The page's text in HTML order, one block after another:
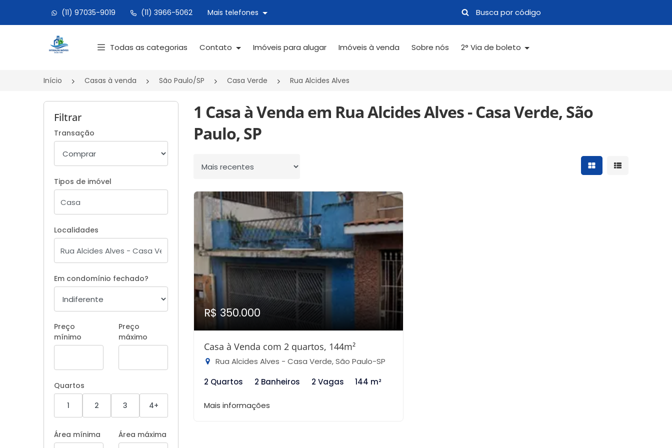
(11) 97035-9019 (11) 3966-5062 Mais telefones
Página inicial
Todas as categorias Contato Imóveis para alugar Imóveis à venda Sobre nós 2° Via de boleto
Início Casas à venda São Paulo/SP Casa Verde Rua Alcides Alves
Filtrar
Transação
Tipos de imóvel
Localidades
Em condomínio fechado?
Preço
mínimo
Preço
máximo
Quartos
1
2 3 4+
Área mínima Área máxima
1 Casa à Venda em Rua Alcides Alves - Casa Verde, São
Paulo, SP
Ordenar por Mostrar resultados
Mostrar
R$ 350.000
Casa à Venda com 2 quartos, 144m²
Rua Alcides Alves - Casa Verde, São Paulo-SP
2 Quartos
2 Banheiros 2 Vagas 144 m²
Mais informações